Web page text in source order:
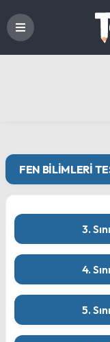
FEN BILIMLERI
3.
4.
5.